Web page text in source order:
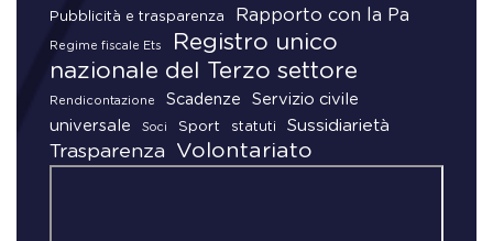
Pubblicità e trasparenza Rapporto con la Pa
Regime fiscale Ets
Registro unico
nazionale del Terzo settore
Rendicontazione Scadenze
Servizio civile
universale
Soci Sport statuti Sussidiarietà
Trasparenza Volontariato